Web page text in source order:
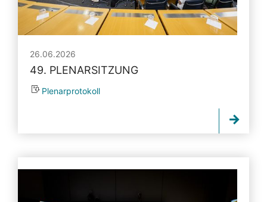
26.06.2026
49. PLENARSITZUNG
Plenarprotokoll